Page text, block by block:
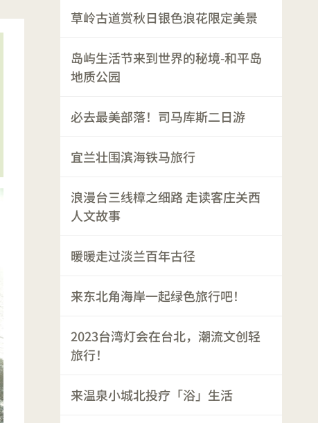
草岭古道赏秋日银色浪花限定美景
岛屿生活节来到世界的秘境-和平岛
地质公园
必去最美部落！司马库斯二日游
宜兰壮围滨海铁马旅行
浪漫台三线樟之细路 走读客庄关西
人文故事
暖暖走过淡兰百年古径
来东北角海岸一起绿色旅行吧！
2023台湾灯会在台北，潮流文创轻
旅行！
来温泉小城北投疗「浴」生活